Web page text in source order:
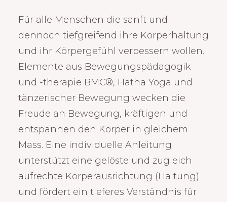
Für alle Menschen die sanft und
dennoch tiefgreifend ihre Körperhaltung
und ihr Körpergefühl verbessern wollen.
Elemente aus Bewegungspädagogik
und -therapie BMC®, Hatha Yoga und
tänzerischer Bewegung wecken die
Freude an Bewegung, kräftigen und
entspannen den Körper in gleichem
Mass. Eine individuelle Anleitung
unterstützt eine gelöste und zugleich
aufrechte Körperausrichtung (Haltung)
und fördert ein tieferes Verständnis für